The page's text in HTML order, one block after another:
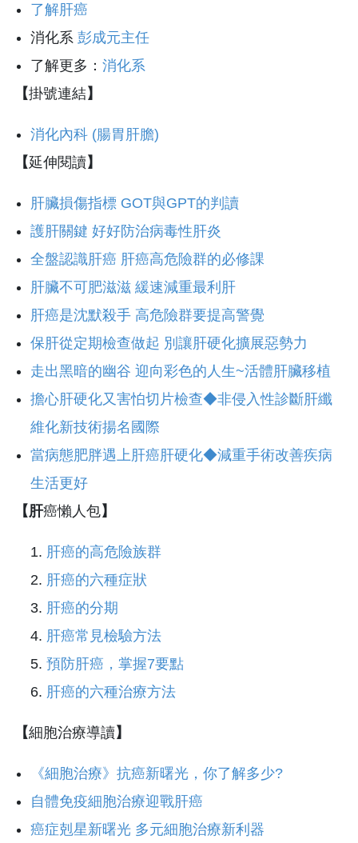
了解肝癌
消化系 彭成元主任
了解更多： 消化系
【掛號連結】
消化內科 (腸胃肝膽)
【延伸閱讀】
肝臟損傷指標 GOT與GPT的判讀
護肝關鍵 好好防治病毒性肝炎
全盤認識肝癌 肝癌高危險群的必修課
肝臟不可肥滋滋 緩速減重最利肝
肝癌是沈默殺手 高危險群要提高警覺
保肝從定期檢查做起 別讓肝硬化擴展惡勢力
走出黑暗的幽谷 迎向彩色的人生~活體肝臟移植
擔心肝硬化又害怕切片檢查◆非侵入性診斷肝纖
維化新技術揚名國際
當病態肥胖遇上肝癌肝硬化◆減重手術改善疾病
生活更好
【肝癌懶人包】
肝癌的高危險族群
肝癌的六種症狀
肝癌的分期
肝癌常見檢驗方法
預防肝癌，掌握7要點
肝癌的六種治療方法
【細胞治療導讀】
《細胞治療》抗癌新曙光，你了解多少?
自體免疫細胞治療迎戰肝癌
癌症剋星新曙光 多元細胞治療新利器